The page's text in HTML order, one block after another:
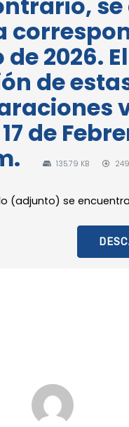
de 2026.
de
de
135.79 KB
(adjunto) se